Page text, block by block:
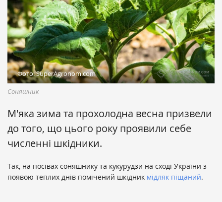
Фото: SuperAgronom.com
Соняшник
М'яка зима та прохолодна весна призвели
до того, що цього року проявили себе
численні шкідники.
Так, на посівах соняшнику та кукурудзи на сході України з
появою теплих днів помічений шкідник мідляк піщаний.